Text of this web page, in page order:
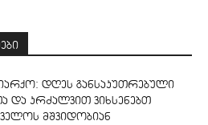
დღეს განსაკუთრებული
და კრძალვით ვიხსენებთ
მშვიდობიან